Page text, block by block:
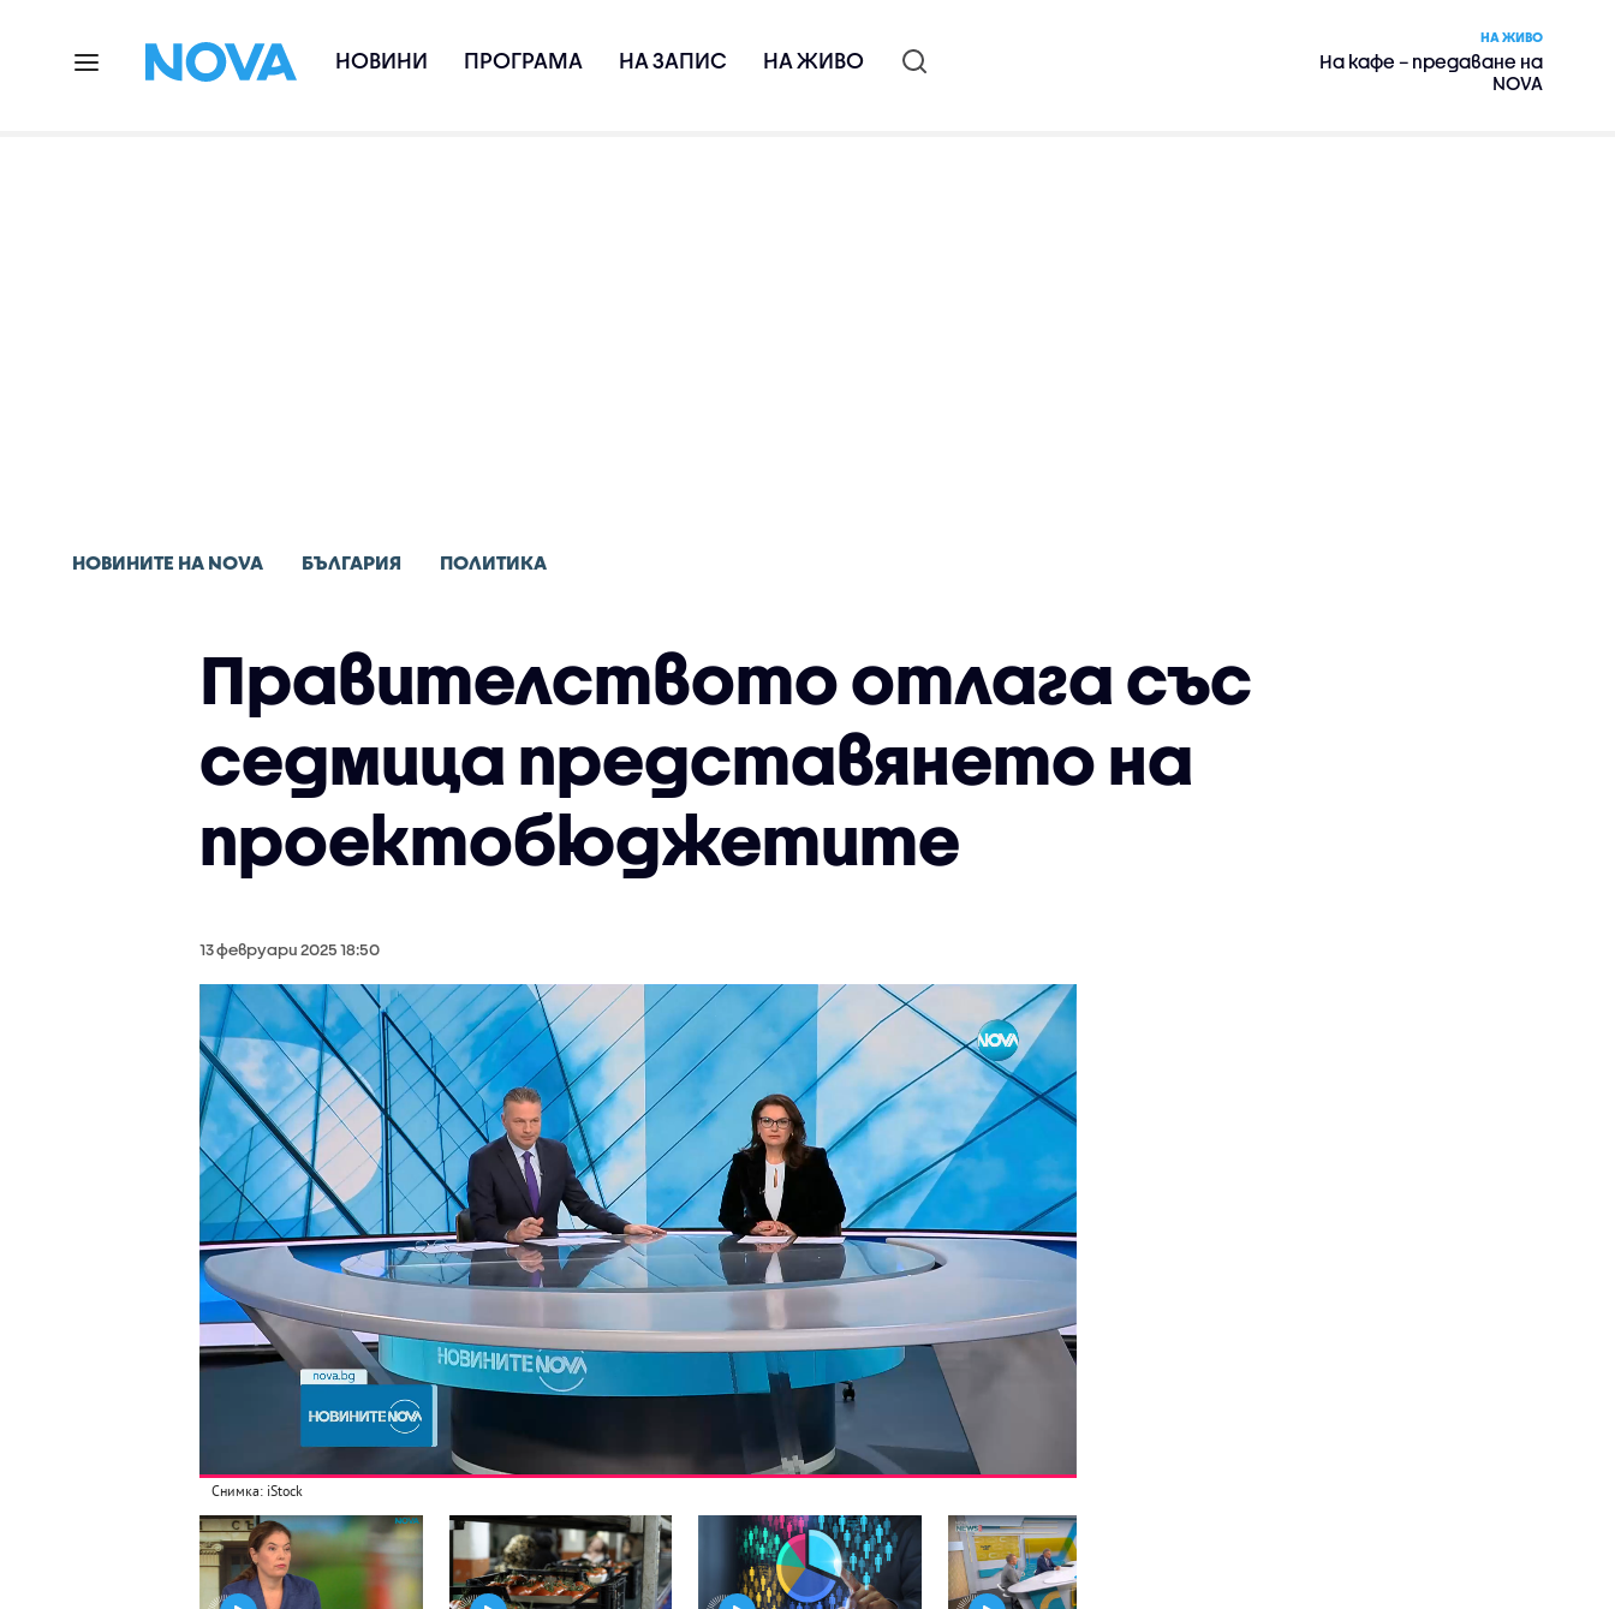
НОВИНИ ПРОГРАМА НА ЗАПИС НА ЖИВО
НА ЖИВО
На кафе – предаване на
NOVA
НОВИНИТЕ НА NOVA БЪЛГАРИЯ ПОЛИТИКА
Правителството отлага със
седмица представянето на
проектобюджетите
13 февруари 2025 18:50
Снимка: iStock